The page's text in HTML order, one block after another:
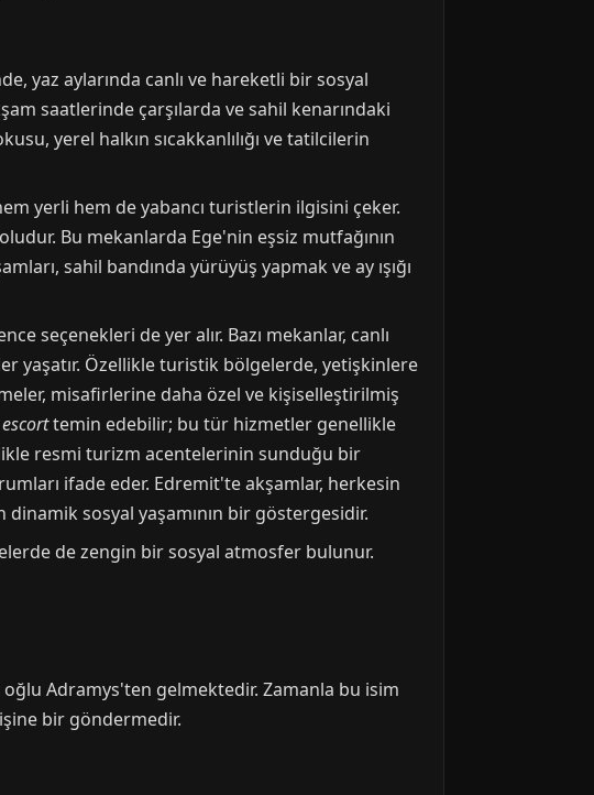
yaz aylarında canlı ve hareketli bir sosyal
saatlerinde çarşılarda ve sahil kenarındaki
yerel halkın sıcakkanlılığı ve tatilcilerin
yerli hem de yabancı turistlerin ilgisini çeker.
Bu mekanlarda Ege'nin eşsiz mutfağının
sahil bandında yürüyüş yapmak ve ay ışığı
seçenekleri de yer alır. Bazı mekanlar, canlı
yaşatır. Özellikle turistik bölgelerde, yetişkinlere
misafirlerine daha özel ve kişiselleştirilmiş
escorttemin edebilir; bu tür hizmetler genellikle
resmi turizm acentelerinin sunduğu bir
ifade eder. Edremit'te akşamlar, herkesin
sosyal yaşamının bir göstergesidir.
de zengin bir sosyal atmosfer bulunur.
Adramys'ten gelmektedir. Zamanla bu isim
bir göndermedir.